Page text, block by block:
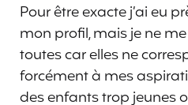
Pour être exacte j’ai eu
mon profil, mais je ne
toutes car elles ne
forcément à mes
des enfants trop jeunes